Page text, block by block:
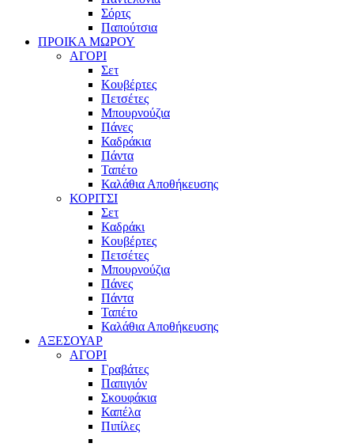
Σόρτς
Παπούτσια
ΠΡΟΙΚΑ ΜΩΡΟΥ
ΑΓΟΡΙ
Σετ
Κουβέρτες
Πετσέτες
Μπουρνούζια
Πάνες
Καδράκια
Πάντα
Ταπέτο
Καλάθια Αποθήκευσης
ΚΟΡΙΤΣΙ
Σετ
Καδράκι
Κουβέρτες
Πετσέτες
Μπουρνούζια
Πάνες
Πάντα
Ταπέτο
Καλάθια Αποθήκευσης
ΑΞΕΣΟΥΑΡ
ΑΓΟΡΙ
Γραβάτες
Παπιγιόν
Σκουφάκια
Καπέλα
Πιπίλες